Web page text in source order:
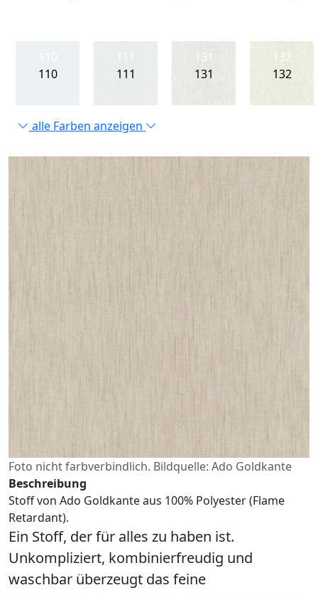
110
111
131
131
132
132
alle Farben anzeigen
Foto nicht farbverbindlich. Bildquelle: Ado Goldkante
Beschreibung
Stoff von Ado Goldkante aus 100% Polyester (Flame
Retardant).
Ein Stoff, der für alles zu haben ist.
Unkompliziert, kombinierfreudig und
waschbar überzeugt das feine